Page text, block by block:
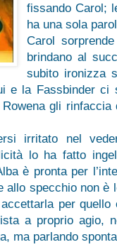
fissando Carol;
ha una sola
Carol
brindano al
subito ironizza
e la Fassbinder ci
gli
irritato nel
lo ha fatto
è pronta per
allo specchio non è
accettarla per
a proprio agio,
ma parlando